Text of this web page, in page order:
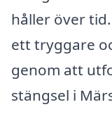
håller över
ett tryggare
genom att
stängsel i